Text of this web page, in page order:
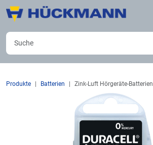
Produkte Batterien Zink-Luft Hörgeräte-Batterien